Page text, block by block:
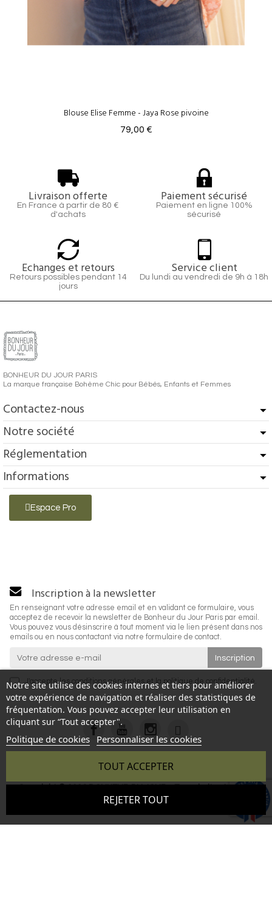
Blouse Elise Femme - Jaya Rose pivoine
79,00 €
Livraison offerte
En France à partir de 80 €
d'achats
Paiement sécurisé
Paiement en ligne 100%
sécurisé
Echanges et retours
Retours possibles pendant 14
jours
Service client
Du lundi au vendredi de 9h à 18h
BONHEUR DU JOUR PARIS
La marque française Bohème Chic pour Bébés, Enfants et Femmes
Contactez-nous
Notre société
Réglementation
Informations
Espace Pro
Notre site utilise des cookies internes et tiers pour améliorer
votre expérience de navigation et réaliser des statistiques de
fréquentation. Vous pouvez accepter leur utilisation en
cliquant sur “Tout accepter".
Politique de cookies Personnaliser les cookies
REJETER TOUT
TOUT ACCEPTER
Inscription à la newsletter
En renseignant votre adresse email et en validant ce formulaire, vous
acceptez de recevoir la newsletter de Bonheur du Jour Paris par email.
Vous pouvez vous désinscrire à tout moment via le lien présent dans nos
emails ou en nous contactant via notre formulaire de contact.
J'accepte les conditions générales et la politique de confidentialité.
- Reproduction interdite sans autorisation - Site réalisé par :